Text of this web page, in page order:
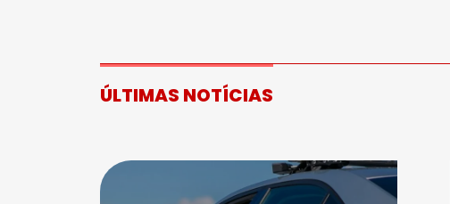
ÚLTIMAS NOTÍCIAS